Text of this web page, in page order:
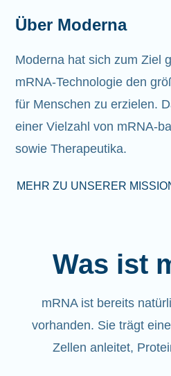
Über Moderna
Moderna hat sich zum Ziel
mRNA-Technologie den
für Menschen zu erzielen.
einer Vielzahl von mRNA-
sowie Therapeutika.
MEHR ZU UNSERER
Was ist
mRNA ist bereits
vorhanden. Sie trägt
Zellen anleitet,